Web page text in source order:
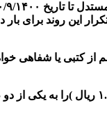
روند برای
کتبی یا شفاهی
ریال )را به یکی از دو